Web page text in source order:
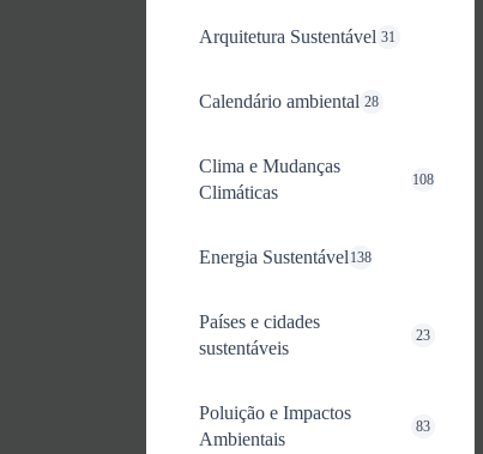
Arquitetura Sustentável 31
Calendário ambiental 28
Clima e Mudanças
Climáticas
108
Energia Sustentável 138
Países e cidades
sustentáveis
23
Poluição e Impactos
Ambientais
83